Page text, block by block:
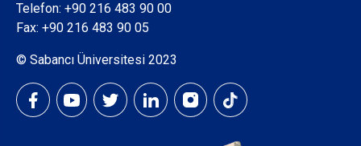
Telefon: +90 216 483 90 00
Fax: +90 216 483 90 05
© Sabancı Üniversitesi 2023